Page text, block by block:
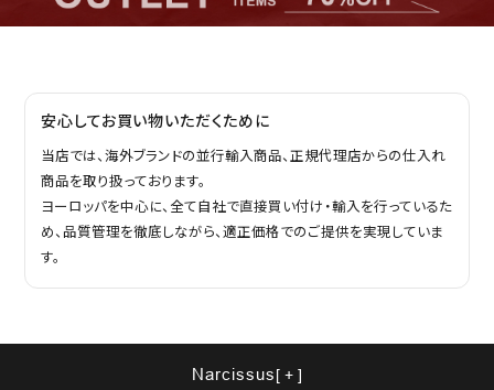
安心してお買い物いただくために
当店では、海外ブランドの並行輸入商品、正規代理店からの仕入れ
商品を取り扱っております。
ヨーロッパを中心に、全て自社で直接買い付け・輸入を行っているた
め、品質管理を徹底しながら、適正価格でのご提供を実現していま
す。
Narcissus